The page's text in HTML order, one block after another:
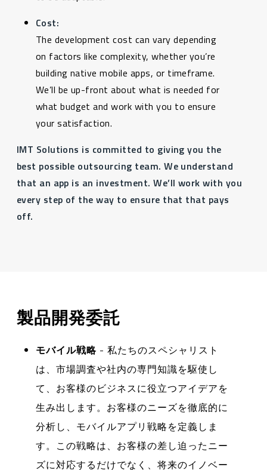
Cost:
The development cost can vary depending
on factors like complexity, whether you’re
building native mobile apps, or timeframe.
We’ll be up-front about what is needed for
what budget and work with you to ensure
your satisfaction.
IMT Solutions is committed to giving you the
best possible outsourcing team. We understand
that an app is an investment. We’ll work with you
every step of the way to ensure that that pays
off.
製品開発委託
モバイル戦略- 私たちのスペシャリスト
は、市場調査や社内の専門知識を駆使し
て、お客様のビジネスに役立つアイデアを
生み出します。お客様のニーズを徹底的に
分析し、モバイルアプリ戦略を定義しま
す。この戦略は、お客様の差し迫ったニー
ズに対応するだけでなく、将来のイノベー